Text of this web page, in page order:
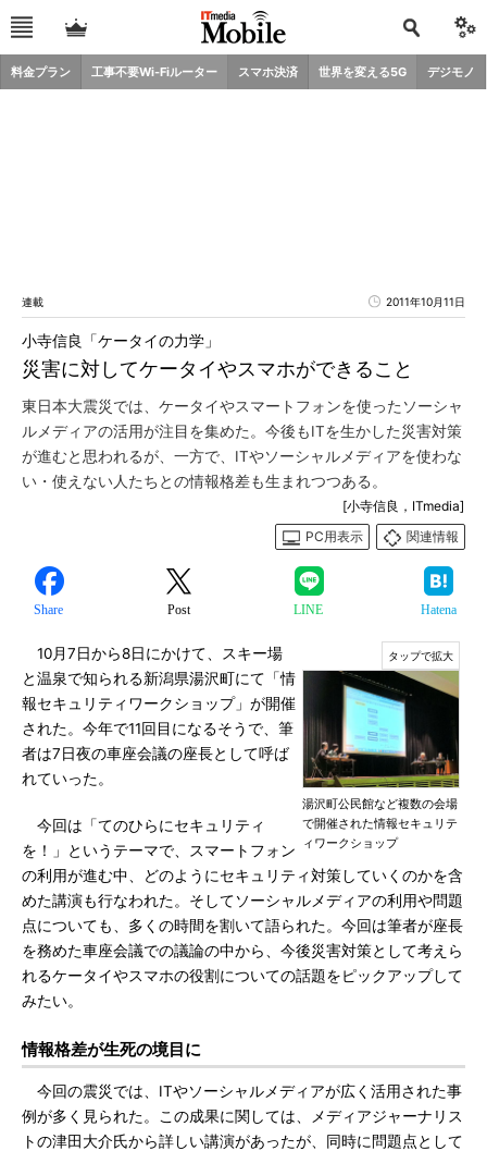
料金プラン 工事不要Wi-Fiルーター スマホ決済 世界を変える5G デジモノ
連載 2011年10月11日
災害に対してケータイやスマホができること
小寺信良「ケータイの力学」
東日本大震災では、ケータイやスマートフォンを使ったソーシャ
ルメディアの活用が注目を集めた。今後もITを生かした災害対策
が進むと思われるが、一方で、ITやソーシャルメディアを使わな
い・使えない人たちとの情報格差も生まれつつある。
[小寺信良，ITmedia]
PC用表示
関連情報
Share Post LINE Hatena
湯沢町公民館など複数の会場
で開催された情報セキュリテ
ィワークショップ
10月7日から8日にかけて、スキー場
と温泉で知られる新潟県湯沢町にて「情
報セキュリティワークショップ」が開催
された。今年で11回目になるそうで、筆
者は7日夜の車座会議の座長として呼ば
れていった。
今回は「てのひらにセキュリティ
を！」というテーマで、スマートフォン
の利用が進む中、どのようにセキュリティ対策していくのかを含
めた講演も行なわれた。そしてソーシャルメディアの利用や問題
点についても、多くの時間を割いて語られた。今回は筆者が座長
を務めた車座会議での議論の中から、今後災害対策として考えら
れるケータイやスマホの役割についての話題をピックアップして
みたい。
情報格差が生死の境目に
今回の震災では、ITやソーシャルメディアが広く活用された事
例が多く見られた。この成果に関しては、メディアジャーナリス
トの津田大介氏から詳しい講演があったが、同時に問題点として